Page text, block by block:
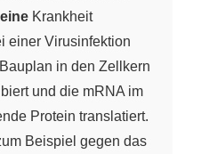
Krankheit
einer Virusinfektion
in den Zellkern
und die mRNA im
Protein translatiert.
Beispiel gegen das